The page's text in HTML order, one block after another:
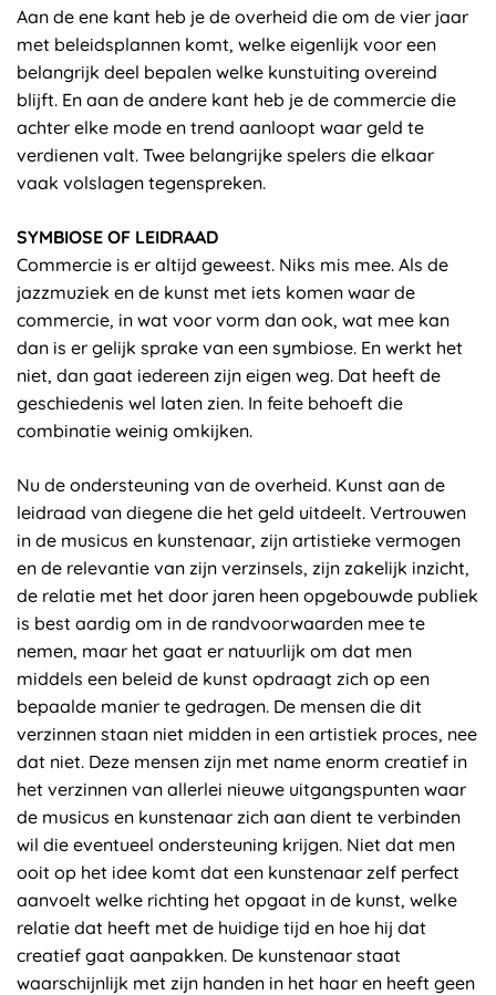
Aan de ene kant heb je de overheid die om de vier jaar
met beleidsplannen komt, welke eigenlijk voor een
belangrijk deel bepalen welke kunstuiting overeind
blijft. En aan de andere kant heb je de commercie die
achter elke mode en trend aanloopt waar geld te
verdienen valt. Twee belangrijke spelers die elkaar
vaak volslagen tegenspreken.
SYMBIOSE OF LEIDRAAD
Commercie is er altijd geweest. Niks mis mee. Als de
jazzmuziek en de kunst met iets komen waar de
commercie, in wat voor vorm dan ook, wat mee kan
dan is er gelijk sprake van een symbiose. En werkt het
niet, dan gaat iedereen zijn eigen weg. Dat heeft de
geschiedenis wel laten zien. In feite behoeft die
combinatie weinig omkijken.
Nu de ondersteuning van de overheid. Kunst aan de
leidraad van diegene die het geld uitdeelt. Vertrouwen
in de musicus en kunstenaar, zijn artistieke vermogen
en de relevantie van zijn verzinsels, zijn zakelijk inzicht,
de relatie met het door jaren heen opgebouwde publiek
is best aardig om in de randvoorwaarden mee te
nemen, maar het gaat er natuurlijk om dat men
middels een beleid de kunst opdraagt zich op een
bepaalde manier te gedragen. De mensen die dit
verzinnen staan niet midden in een artistiek proces, nee
dat niet. Deze mensen zijn met name enorm creatief in
het verzinnen van allerlei nieuwe uitgangspunten waar
de musicus en kunstenaar zich aan dient te verbinden
wil die eventueel ondersteuning krijgen. Niet dat men
ooit op het idee komt dat een kunstenaar zelf perfect
aanvoelt welke richting het opgaat in de kunst, welke
relatie dat heeft met de huidige tijd en hoe hij dat
creatief gaat aanpakken. De kunstenaar staat
waarschijnlijk met zijn handen in het haar en heeft geen